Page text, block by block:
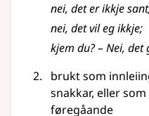
nei, det er ikkje sant
nei, det vil eg ikkje;
kjem du? – Nei, det
brukt som
snakkar, ellersom
føregåande